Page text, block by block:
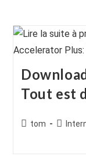
Tout est
Auteur/autrice
tom
Post